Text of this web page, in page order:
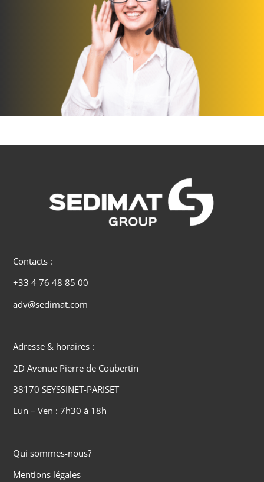
Contacts :
+33 4 76 48 85 00
adv@sedimat.com
Adresse & horaires :
2D Avenue Pierre de Coubertin
38170 SEYSSINET-PARISET
Lun – Ven : 7h30 à 18h
Qui sommes-nous?
Mentions légales